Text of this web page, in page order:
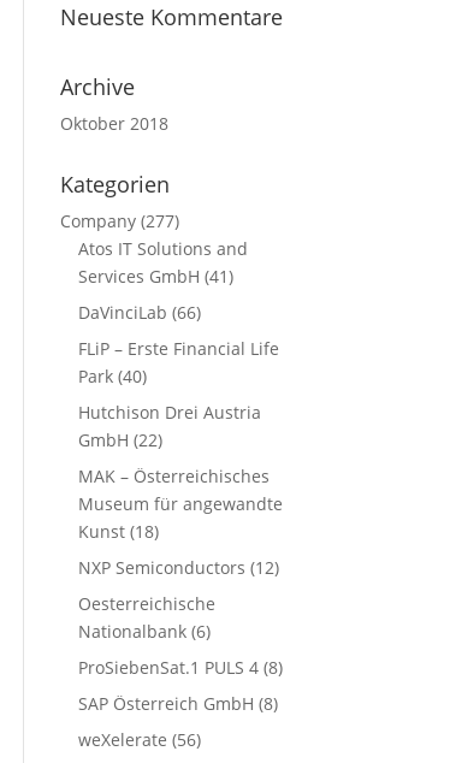
Neueste Kommentare
Archive
Oktober 2018
Kategorien
Company (277)
Atos IT Solutions and
Services GmbH (41)
DaVinciLab (66)
FLiP – Erste Financial Life
Park (40)
Hutchison Drei Austria
GmbH (22)
MAK – Österreichisches
Museum für angewandte
Kunst (18)
NXP Semiconductors (12)
Oesterreichische
Nationalbank (6)
ProSiebenSat.1 PULS 4 (8)
SAP Österreich GmbH (8)
weXelerate (56)